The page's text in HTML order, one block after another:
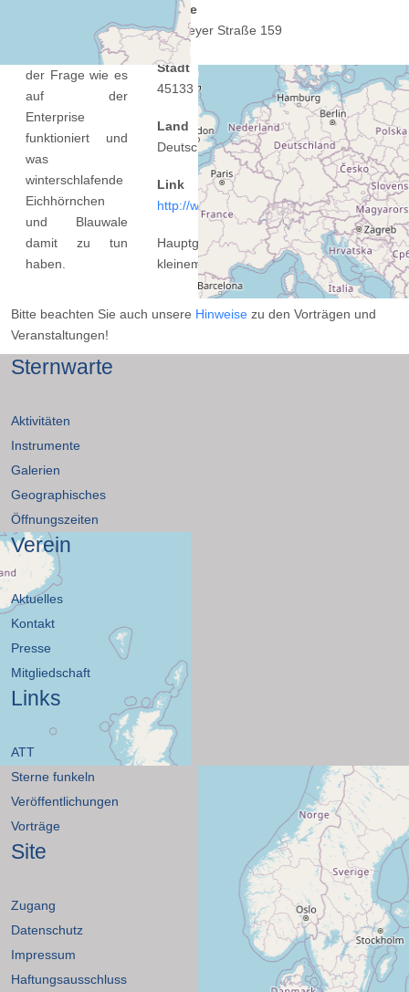
aus realer
Forschung, mit
der Frage wie es
auf der
Enterprise
funktioniert und
was
winterschlafende
Eichhörnchen
und Blauwale
damit zu tun
haben.
Straße
Wallneyer Straße 159
Stadt
45133 Essen
Land
Deutschland
Link
http://www.sternwarte-essen.de
Hauptgebäude mit großem und
kleinem Vortragsraum
Bitte beachten Sie auch unsere Hinweise zu den Vorträgen und
Veranstaltungen!
Sternwarte
Aktivitäten
Instrumente
Galerien
Geographisches
Öffnungszeiten
Verein
Aktuelles
Kontakt
Presse
Mitgliedschaft
Links
ATT
Sterne funkeln
Veröffentlichungen
Vorträge
Site
Zugang
Datenschutz
Impressum
Haftungsausschluss